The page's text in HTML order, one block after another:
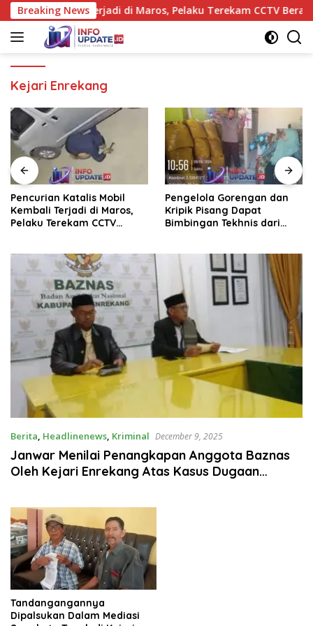
Skip
to
content
Breaking News
Kembali Terjadi di Maros, Pelaku Terekam CCTV Beraksi
Kejari Enrekang
Pencurian Katalis Mobil
Kembali Terjadi di Maros,
Pelaku Terekam CCTV
Pengelola Gorengan dan
Kripik Pisang Dapat
Bimbingan Tekhnis dari
Berita, Headlinenews, Kriminal December 9, 2025
Janwar Menilai Penangkapan Anggota Baznas
Oleh Kejari Enrekang Atas Kasus Dugaan
Tandangangannya
Dipalsukan Dalam Mediasi